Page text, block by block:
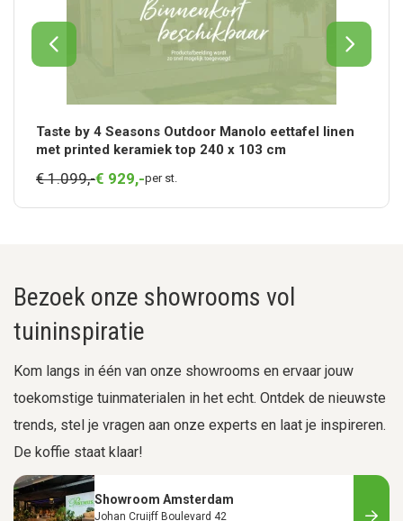
Taste by 4 Seasons Outdoor Manolo eettafel linen
met printed keramiek top 240 x 103 cm
€ 1.099,-€ 929,-per st.
Bezoek onze showrooms vol
tuininspiratie
Kom langs in één van onze showrooms en ervaar jouw
toekomstige tuinmaterialen in het echt. Ontdek de nieuwste
trends, stel je vragen aan onze experts en laat je inspireren.
De koffie staat klaar!
Showroom Amsterdam
Johan Cruijff Boulevard 42